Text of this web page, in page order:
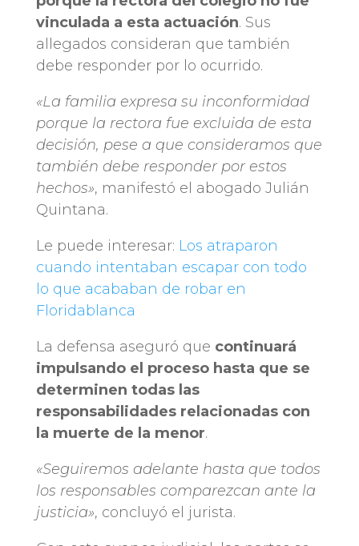
vinculada a esta actuación. Sus
allegados consideran que también
debe responder por lo ocurrido.
«La familia expresa su inconformidad
porque la rectora fue excluida de esta
decisión, pese a que consideramos que
también debe responder por estos
hechos», manifestó el abogado Julián
Quintana.
Le puede interesar: Los atraparon
cuando intentaban escapar con todo
lo que acababan de robar en
Floridablanca
La defensa aseguró que continuará
impulsando el proceso hasta que se
determinen todas las
responsabilidades relacionadas con
la muerte de la menor.
«Seguiremos adelante hasta que todos
los responsables comparezcan ante la
justicia», concluyó el jurista.